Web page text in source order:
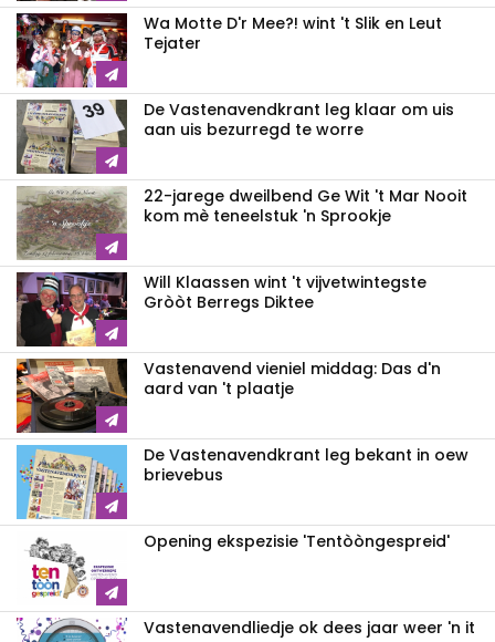
Wa Motte D'r Mee?! wint 't Slik en Leut
Tejater
De Vastenavendkrant leg klaar om uis
aan uis bezurregd te worre
22-jarege dweilbend Ge Wit 't Mar Nooit
kom mè teneelstuk 'n Sprookje
Will Klaassen wint 't vijvetwintegste
Gròòt Berregs Diktee
Vastenavend vieniel middag: Das d'n
aard van 't plaatje
De Vastenavendkrant leg bekant in oew
brievebus
Opening ekspezisie 'Tentòòngespreid'
Vastenavendliedje ok dees jaar weer 'n it